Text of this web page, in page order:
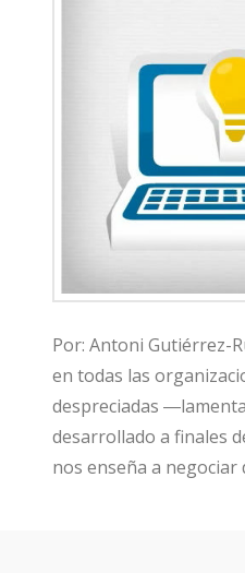
Por: Antoni Gutiérrez-
en todas las
despreciadas
desarrollado a finales
nos enseña a